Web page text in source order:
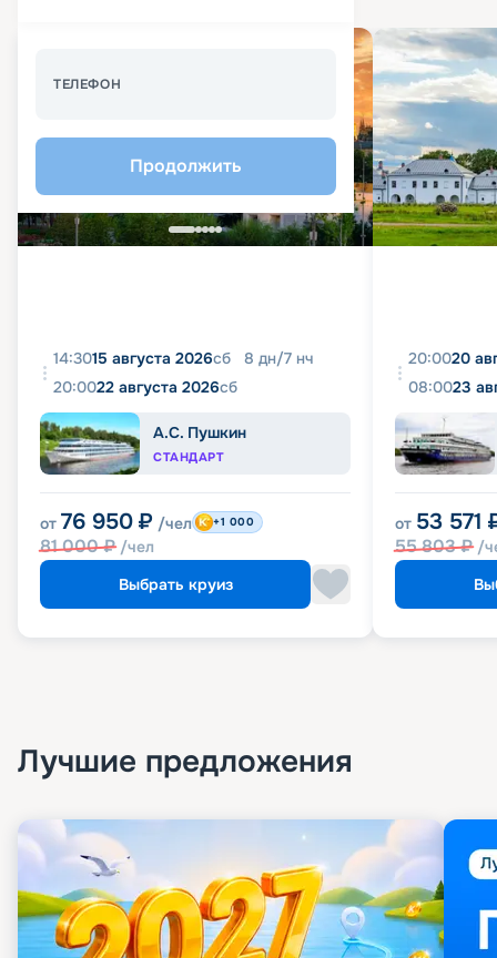
ТЕЛЕФОН
Продолжить
14:3015 августа 2026сб 8 дн/7 нч
20:0022 августа 2026сб
А.С. Пушкин
СТАНДАРТ
от 76 950 ₽ /чел
81 000₽ /чел
+1 000
Выбрать круиз
20:0020
08:0023
от 53 571
55 803₽ /
Лучшие предложения